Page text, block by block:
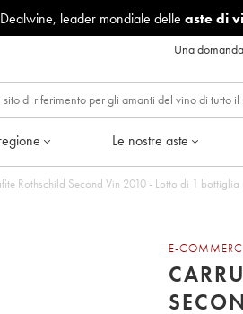
leader mondiale delle aste di
Una
Le nostre aste
Carruades de Lafite Rothschild Second Vin 2010 - Lotto di 1 bottiglia
E-